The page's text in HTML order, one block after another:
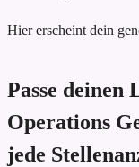
Hier erscheint dein
Passe
Operations
jede